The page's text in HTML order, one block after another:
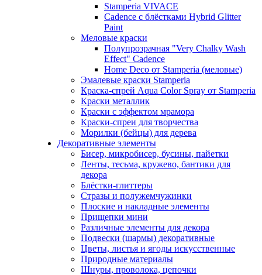
Stamperia VIVACE
Cadence с блёстками Hybrid Glitter
Paint
Меловые краски
Полупрозрачная "Very Chalky Wash
Effect" Cadence
Home Deco от Stamperia (меловые)
Эмалевые краски Stamperia
Краска-спрей Aqua Color Spray от Stamperia
Краски металлик
Краски с эффектом мрамора
Краски-спреи для творчества
Морилки (бейцы) для дерева
Декоративные элементы
Бисер, микробисер, бусины, пайетки
Ленты, тесьма, кружево, бантики для
декора
Блёстки-глиттеры
Стразы и полужемчужинки
Плоские и накладные элементы
Прищепки мини
Различные элементы для декора
Подвески (шармы) декоративные
Цветы, листья и ягоды искусственные
Природные материалы
Шнуры, проволока, цепочки